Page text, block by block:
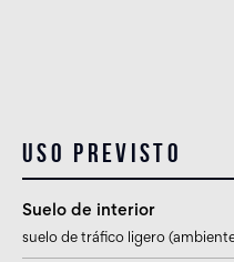
Uso previsto
Suelo de interior
suelo de tráfico ligero